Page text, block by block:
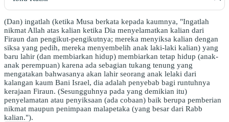
(Dan) ingatlah (ketika Musa berkata kepada kaumnya, "Ingatlah
nikmat Allah atas kalian ketika Dia menyelamatkan kalian dari
Firaun dan pengikut-pengikutnya; mereka menyiksa kalian dengan
siksa yang pedih, mereka menyembelih anak laki-laki kalian) yang
baru lahir (dan membiarkan hidup) membiarkan tetap hidup (anak-
anak perempuan) karena ada sebagian tukang tenung yang
mengatakan bahwasanya akan lahir seorang anak lelaki dari
kalangan kaum Bani Israel, dia adalah penyebab bagi runtuhnya
kerajaan Firaun. (Sesungguhnya pada yang demikian itu)
penyelamatan atau penyiksaan (ada cobaan) baik berupa pemberian
nikmat maupun penimpaan malapetaka (yang besar dari Rabb
kalian.").